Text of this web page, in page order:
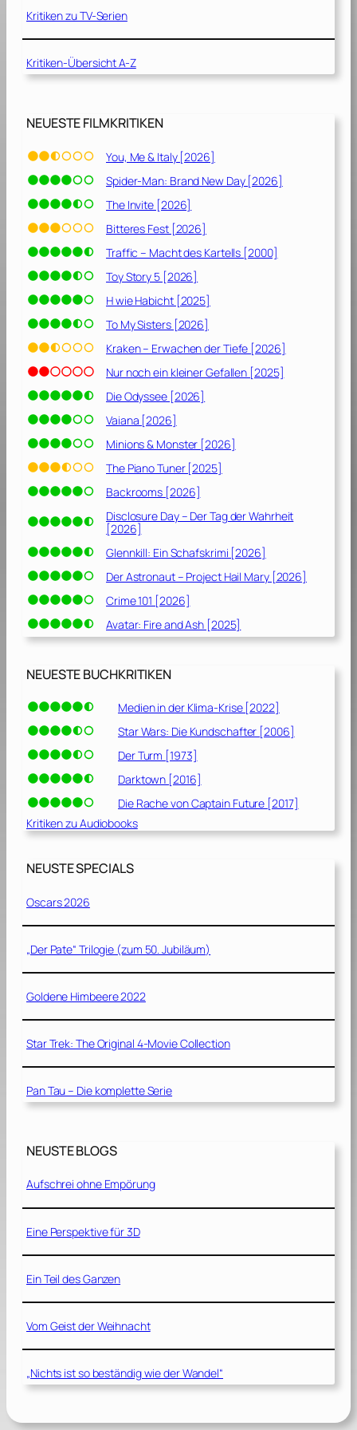
1
3
]
Kritiken zu TV-Serien
Kritiken-Übersicht A-Z
NEUESTE FILMKRITIKEN
You, Me & Italy [2026]
Spider-Man: Brand New Day [2026]
The Invite [2026]
Bitteres Fest [2026]
Traffic – Macht des Kartells [2000]
Toy Story 5 [2026]
H wie Habicht [2025]
To My Sisters [2026]
Kraken – Erwachen der Tiefe [2026]
Nur noch ein kleiner Gefallen [2025]
Die Odyssee [2026]
Vaiana [2026]
Minions & Monster [2026]
The Piano Tuner [2025]
Backrooms [2026]
Disclosure Day – Der Tag der Wahrheit
[2026]
Glennkill: Ein Schafskrimi [2026]
Der Astronaut – Project Hail Mary [2026]
Crime 101 [2026]
Avatar: Fire and Ash [2025]
NEUESTE BUCHKRITIKEN
Medien in der Klima-Krise [2022]
Star Wars: Die Kundschafter [2006]
Der Turm [1973]
Darktown [2016]
Die Rache von Captain Future [2017]
Kritiken zu Audiobooks
NEUSTE SPECIALS
Oscars 2026
„Der Pate“ Trilogie (zum 50. Jubiläum)
Goldene Himbeere 2022
Star Trek: The Original 4-Movie Collection
Pan Tau – Die komplette Serie
NEUSTE BLOGS
Aufschrei ohne Empörung
Eine Perspektive für 3D
Ein Teil des Ganzen
Vom Geist der Weihnacht
„Nichts ist so beständig wie der Wandel“